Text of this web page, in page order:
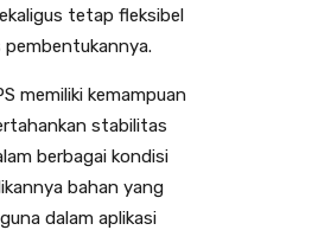
tetap fleksibel
pembentukannya.
memiliki kemampuan
stabilitas
berbagai kondisi
bahan yang
dalam aplikasi